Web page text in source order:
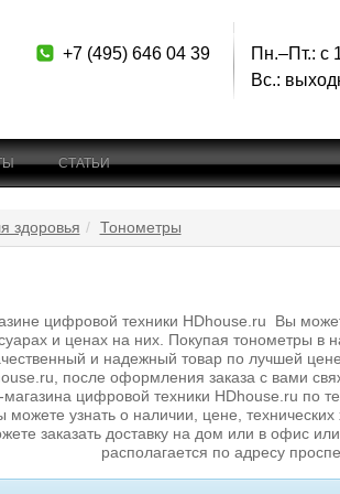
+7 (495) 646 04 39
Пн.–Пт.: с
Вс.:
СТАТЬИ
здоровья Тонометры
цифровой техники HDhouse.ru Вы
и ценах на них. Покупая тонометры
и надежный товар по лучшей
после оформления заказа с вами
цифровой техники HDhouse.ru по
узнать о наличии, цене, технических
заказать доставку на дом или в офис
располагается по адресу